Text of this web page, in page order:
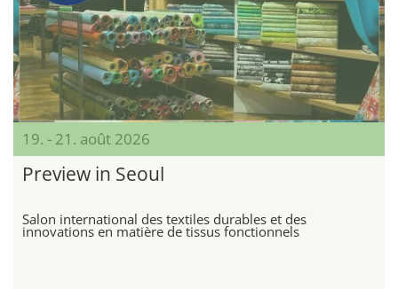
19. - 21. août 2026
Preview in Seoul
Salon international des textiles durables et des
innovations en matière de tissus fonctionnels